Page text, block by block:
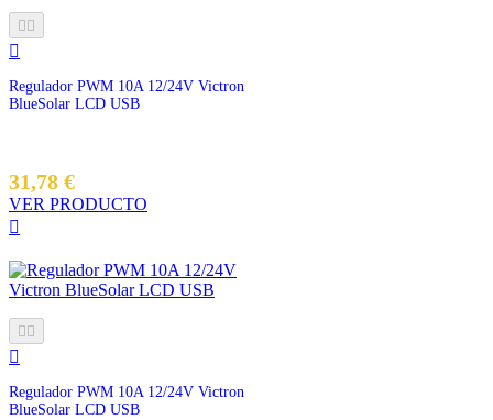


Regulador PWM 10A 12/24V Victron
BlueSolar LCD USB
31,78 €
VER PRODUCTO



Regulador PWM 10A 12/24V Victron
BlueSolar LCD USB